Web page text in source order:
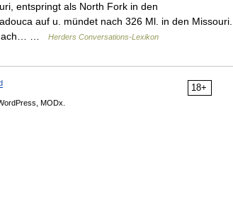
entspringt als North Fork in den
auf u. mündet nach 326 Ml. in den Missouri.
nach… …
Herders Conversations-Lexikon
18+
MODx.